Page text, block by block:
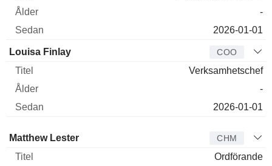
-
2026-01-01
Louisa Finlay COO
Verksamhetschef
-
2026-01-01
Styrelseledamot
Matthew Lester CHM
Ordförande